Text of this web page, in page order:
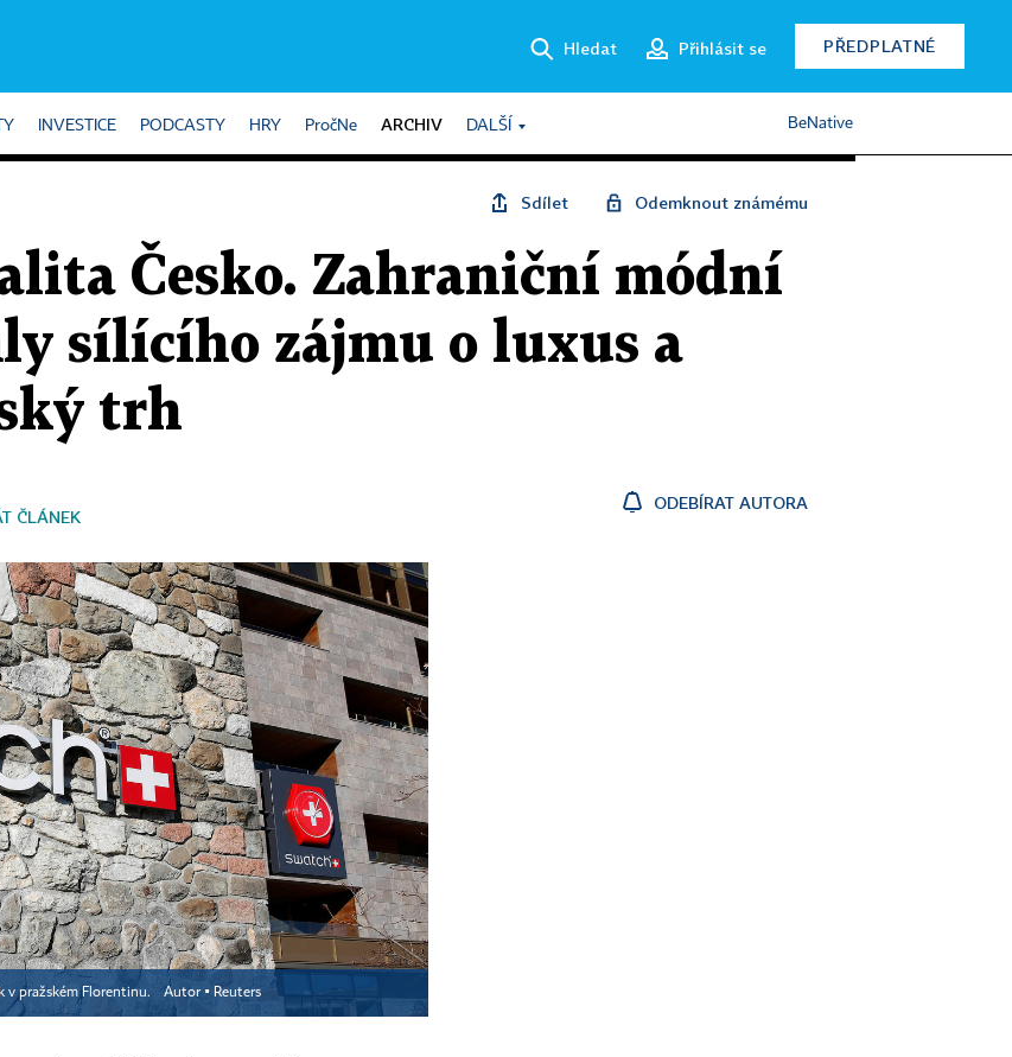
Hledat Přihlásit se PŘEDPLATNÉ
INVESTICE PODCASTY HRY PročNe ARCHIV DALŠÍ BeNative
Sdílet Odemknout známému
Česko. Zahraniční módní
sílícího zájmu o luxus a
trh
ČLÁNEK
ODEBÍRAT AUTORA
v pražském Florentinu. Autor ▪ Reuters